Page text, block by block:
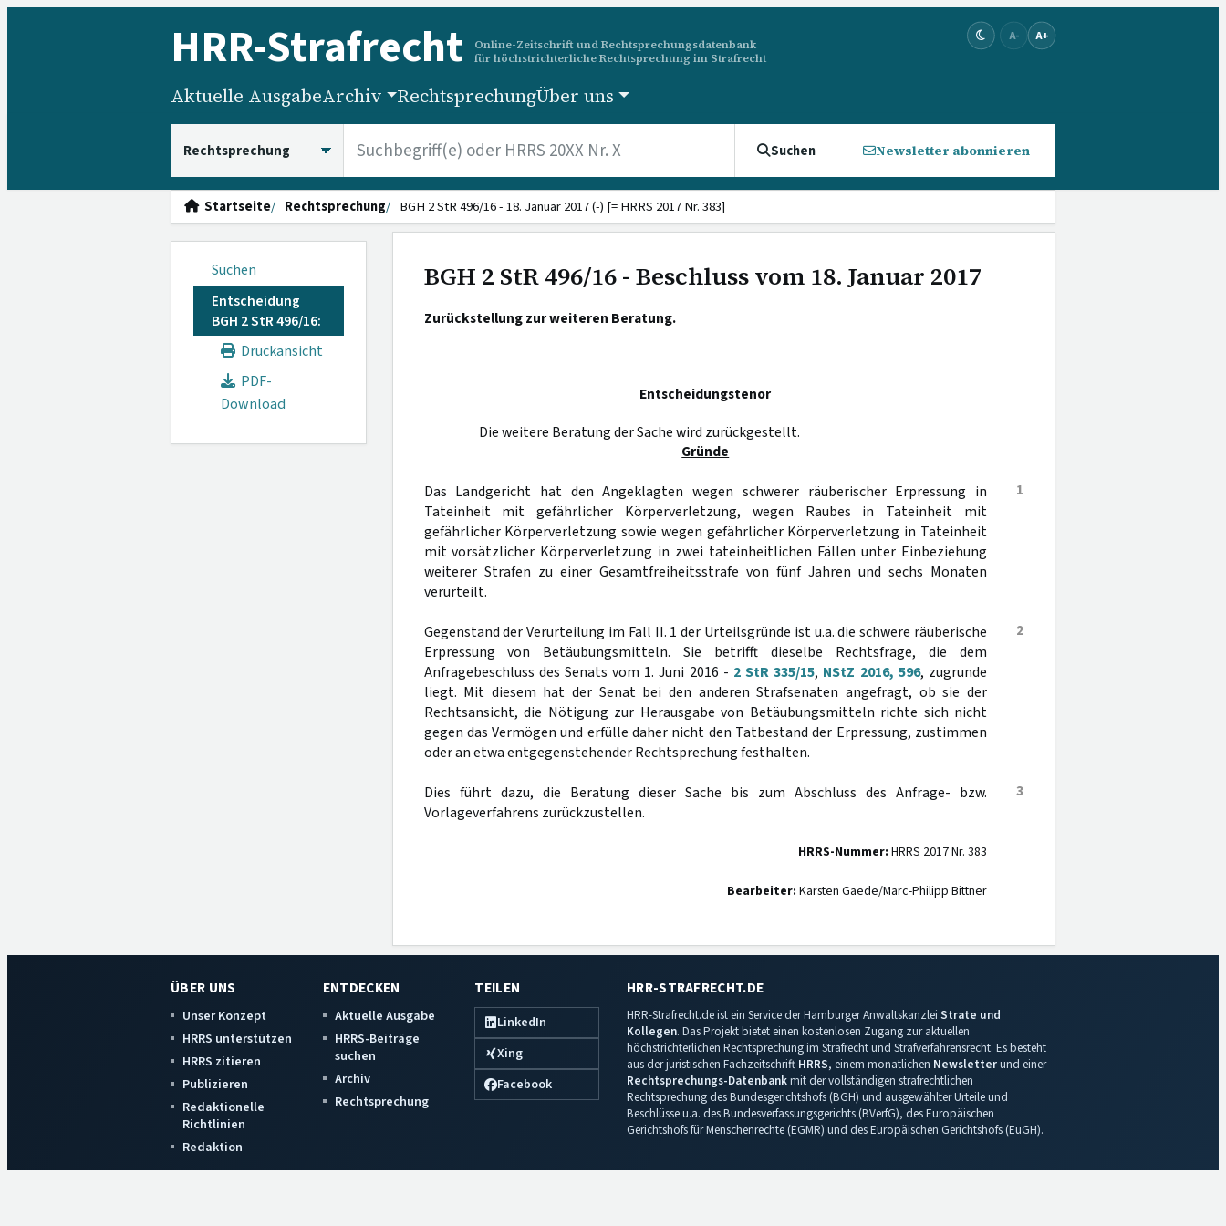
HRR-Strafrecht
Online-Zeitschrift und Rechtsprechungsdatenbank
für höchstrichterliche Rechtsprechung im Strafrecht
A- A+
Aktuelle AusgabeArchiv RechtsprechungÜber uns
Suchen Newsletter abonnieren
Startseite Rechtsprechung BGH 2 StR 496/16 - 18. Januar 2017 (-) [= HRRS 2017 Nr. 383]
Suchen
Entscheidung
BGH 2 StR 496/16:
Druckansicht
PDF-
Download
BGH 2 StR 496/16 - Beschluss vom 18. Januar 2017
Zurückstellung zur weiteren Beratung.
Entscheidungstenor
Die weitere Beratung der Sache wird zurückgestellt.
Gründe
1
Das Landgericht hat den Angeklagten wegen schwerer räuberischer Erpressung in
Tateinheit mit gefährlicher Körperverletzung, wegen Raubes in Tateinheit mit
gefährlicher Körperverletzung sowie wegen gefährlicher Körperverletzung in Tateinheit
mit vorsätzlicher Körperverletzung in zwei tateinheitlichen Fällen unter Einbeziehung
weiterer Strafen zu einer Gesamtfreiheitsstrafe von fünf Jahren und sechs Monaten
verurteilt.
2
Gegenstand der Verurteilung im Fall II. 1 der Urteilsgründe ist u.a. die schwere räuberische
Erpressung von Betäubungsmitteln. Sie betrifft dieselbe Rechtsfrage, die dem
Anfragebeschluss des Senats vom 1. Juni 2016 - 2 StR 335/15, NStZ 2016, 596, zugrunde
liegt. Mit diesem hat der Senat bei den anderen Strafsenaten angefragt, ob sie der
Rechtsansicht, die Nötigung zur Herausgabe von Betäubungsmitteln richte sich nicht
gegen das Vermögen und erfülle daher nicht den Tatbestand der Erpressung, zustimmen
oder an etwa entgegenstehender Rechtsprechung festhalten.
3
Dies führt dazu, die Beratung dieser Sache bis zum Abschluss des Anfrage- bzw.
Vorlageverfahrens zurückzustellen.
HRRS-Nummer: HRRS 2017 Nr. 383
Bearbeiter: Karsten Gaede/Marc-Philipp Bittner
ÜBER UNS
Unser Konzept
HRRS unterstützen
HRRS zitieren
Publizieren
Redaktionelle
Richtlinien
Redaktion
ENTDECKEN
Aktuelle Ausgabe
HRRS-Beiträge
suchen
Archiv
Rechtsprechung
TEILEN
LinkedIn
Xing
Facebook
HRR-STRAFRECHT.DE
HRR-Strafrecht.de ist ein Service der Hamburger Anwaltskanzlei Strate und
Kollegen. Das Projekt bietet einen kostenlosen Zugang zur aktuellen
höchstrichterlichen Rechtsprechung im Strafrecht und Strafverfahrensrecht. Es besteht
aus der juristischen Fachzeitschrift HRRS, einem monatlichen Newsletterund einer
Rechtsprechungs-Datenbankmit der vollständigen strafrechtlichen
Rechtsprechung des Bundesgerichtshofs (BGH) und ausgewählter Urteile und
Beschlüsse u.a. des Bundesverfassungsgerichts (BVerfG), des Europäischen
Gerichtshofs für Menschenrechte (EGMR) und des Europäischen Gerichtshofs (EuGH).